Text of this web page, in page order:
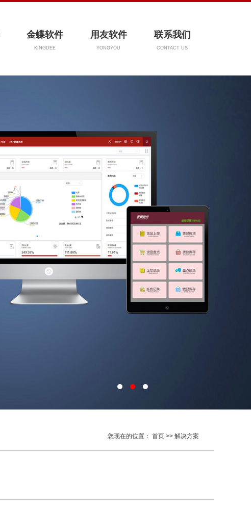
金蝶软件
KINGDEE
用友软件
YONGYOU
联系我们
CONTACT US
您现在的位置： 首页 >> 解决方案